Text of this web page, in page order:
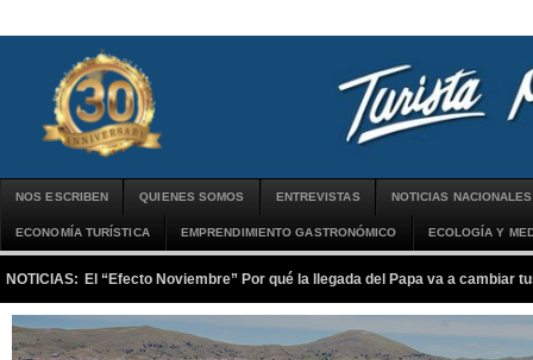
NOS ESCRIBEN QUIENES SOMOS ENTREVISTAS NOTICIAS NACIONALES
ECONOMÍA TURÍSTICA EMPRENDIMIENTO GASTRONÓMICO ECOLOGÍA Y
NOTICIAS: El “Efecto Noviembre” Por qué la llegada del Papa va a cambiar